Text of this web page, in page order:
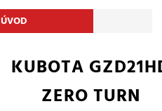
ÚVOD
KUBOTA
ZERO TURN